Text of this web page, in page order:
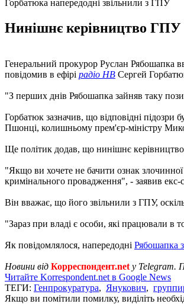
Горбатюка напередодні звільнили з ГПУ
Нинішнє керівництво ГПУ
Генеральний прокурор Руслан Рябошапка
повідомив в ефірі радіо НВ Сергей
"З перших днів Рябошапка зайняв таку
Горбатюк зазначив, що відповідні підозри
Пшонці, колишньому прем'єр-міністру
Ще політик додав, що нинішнє
"Якщо ви хочете не бачити ознак злочинної
кримінального провадження", - заявив екс-
Він вважає, що його звільнили з ГПУ,
"Зараз при владі є особи, які працювали в
Як повідомлялося, напередодні Рябошапка
Новини від Корреспондент.net у Telegram.
Читайте Korrespondent.net в Google News
ТЕГИ: Генпрокуратура, Янукович,
Якщо ви помітили помилку, виділіть